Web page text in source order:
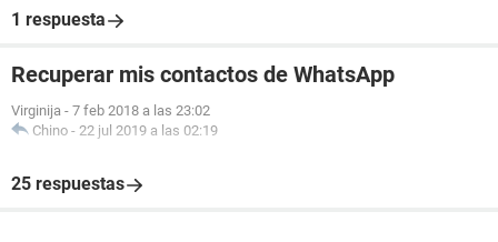
1 respuesta
Recuperar mis contactos de WhatsApp
Virginija - 7 feb 2018 a las 23:02
Chino - 22 jul 2019 a las 02:19
25 respuestas